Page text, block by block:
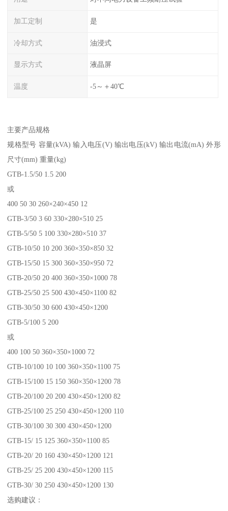
加工定制 是
冷却方式 油浸式
显示方式 液晶屏
温度 -5～＋40℃
主要产品规格
规格型号 容量(kVA) 输入电压(V) 输出电压(kV) 输出电流(mA) 外形
尺寸(mm) 重量(kg)
GTB-1.5/50 1.5 200
或
400 50 30 260×240×450 12
GTB-3/50 3 60 330×280×510 25
GTB-5/50 5 100 330×280×510 37
GTB-10/50 10 200 360×350×850 32
GTB-15/50 15 300 360×350×950 72
GTB-20/50 20 400 360×350×1000 78
GTB-25/50 25 500 430×450×1100 82
GTB-30/50 30 600 430×450×1200
GTB-5/100 5 200
或
400 100 50 360×350×1000 72
GTB-10/100 10 100 360×350×1100 75
GTB-15/100 15 150 360×350×1200 78
GTB-20/100 20 200 430×450×1200 82
GTB-25/100 25 250 430×450×1200 110
GTB-30/100 30 300 430×450×1200
GTB-15/ 15 125 360×350×1100 85
GTB-20/ 20 160 430×450×1200 121
GTB-25/ 25 200 430×450×1200 115
GTB-30/ 30 250 430×450×1200 130
选购建议：